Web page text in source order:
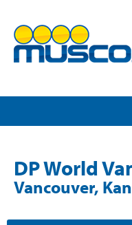
DP World
Vancouver,